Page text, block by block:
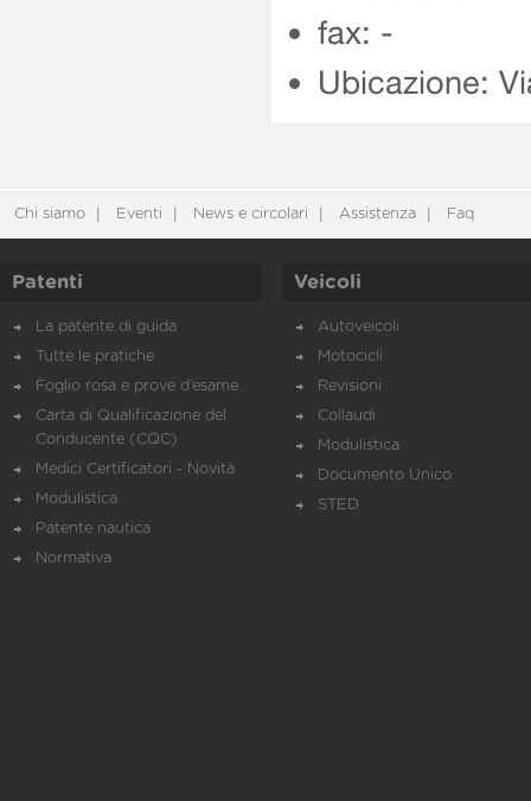
fax: -
Ubicazione:
Chi siamo Eventi News e circolari Assistenza Faq
Patenti
La patente di guida
Tutte le pratiche
Foglio rosa e prove d’esame
Carta di Qualificazione del
Conducente (CQC)
Medici Certificatori - Novità
Modulistica
Patente nautica
Normativa
Veicoli
Autoveicoli
Motocicli
Revisioni
Collaudi
Modulistica
Documento Unico
STED